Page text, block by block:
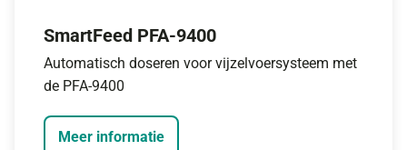
SmartFeed PFA-9400
Automatisch doseren voor vijzelvoersysteem met
de PFA-9400
Meer informatie